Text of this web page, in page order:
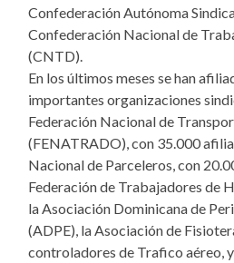
Confederación Autónoma
Confederación Nacional de
(CNTD).
En los últimos meses se han
importantes organizaciones
Federación Nacional de
(FENATRADO), con 35.000
Nacional de Parceleros, con
Federación de Trabajadores de
la Asociación Dominicana de
(ADPE), la Asociación de
controladores de Trafico aéreo,